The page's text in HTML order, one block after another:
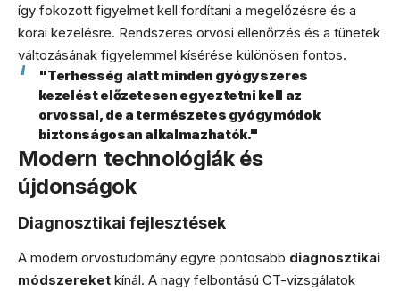
így fokozott figyelmet kell fordítani a megelőzésre és a
korai kezelésre. Rendszeres orvosi ellenőrzés és a tünetek
változásának figyelemmel kísérése különösen fontos.
"Terhesség alatt minden gyógyszeres
kezelést előzetesen egyeztetni kell az
orvossal, de a természetes gyógymódok
biztonságosan alkalmazhatók."
Modern technológiák és
újdonságok
Diagnosztikai fejlesztések
A modern orvostudomány egyre pontosabb diagnosztikai
módszereket kínál. A nagy felbontású CT-vizsgálatok